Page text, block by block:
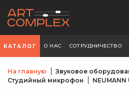
КАТАЛОГ О НАС СОТРУДНИЧЕСТВО
На главную Звуковое
Студийный микрофон